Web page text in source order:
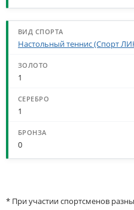
Настольный теннис (Спорт
1
1
0
* При участии спортсменов